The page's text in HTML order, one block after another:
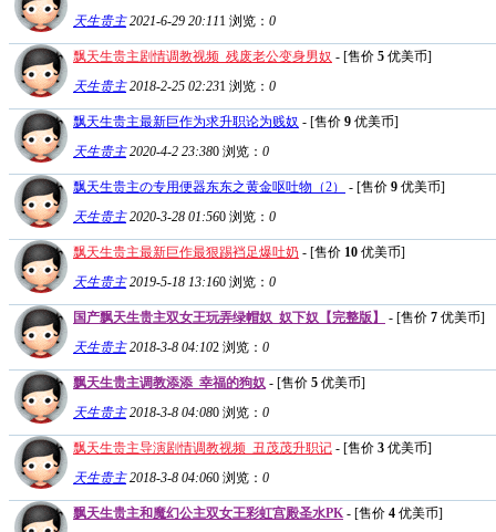
天生贵主 2021-6-29 20:111 浏览： 0
飘天生贵主剧情调教视频_残废老公变身男奴 - [售价 5 优美币]
天生贵主 2018-2-25 02:231 浏览： 0
飘天生贵主最新巨作为求升职论为贱奴 - [售价 9 优美币]
天生贵主 2020-4-2 23:380 浏览： 0
飘天生贵主の专用便器东东之黄金呕吐物（2） - [售价 9 优美币]
天生贵主 2020-3-28 01:560 浏览： 0
飘天生贵主最新巨作最狠踢裆足爆吐奶 - [售价 10 优美币]
天生贵主 2019-5-18 13:160 浏览： 0
国产飘天生贵主双女王玩弄绿帽奴_奴下奴【完整版】 - [售价 7 优美币]
天生贵主 2018-3-8 04:102 浏览： 0
飘天生贵主调教添添_幸福的狗奴 - [售价 5 优美币]
天生贵主 2018-3-8 04:080 浏览： 0
飘天生贵主导演剧情调教视频_丑茂茂升职记 - [售价 3 优美币]
天生贵主 2018-3-8 04:060 浏览： 0
飘天生贵主和魔幻公主双女王彩虹宫殿圣水PK - [售价 4 优美币]